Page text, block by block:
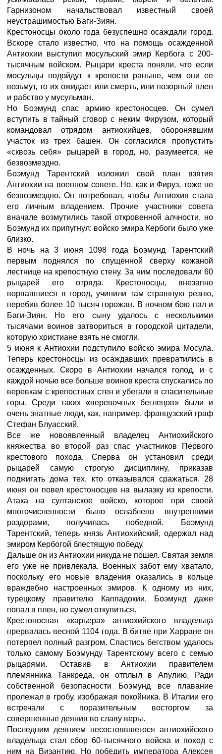
Гарнизоном начальствовал известный своей
неустрашимостью Баги-Зиян.
Крестоносцы около года безуспешно осаждали город.
Вскоре стало известно, что на помощь осажденной
Антиохии выступил мосульский эмир Кербога с 200-
тысячным войском. Рыцари креста поняли, что если
мосульцы подойдут к крепости раньше, чем они ее
возьмут, то их ожидает или смерть, или позорный плен
и рабство у мусульман.
Но Боэмунд спас армию крестоносцев. Он сумел
вступить в тайный сговор с неким Фирузом, который
командовал отрядом антиохийцев, оборонявшим
участок из трех башен. Он согласился пропустить
«сквозь себя» рыцарей в город, но, разумеется, не
безвозмездно.
Боэмунд Тарентский изложил свой план взятия
Антиохии на военном совете. Но, как и Фируз, тоже не
безвозмездно. Он потребовал, чтобы Антиохия стала
его личным владением. Прочие участники совета
вначале возмутились такой откровенной алчности, но
Боэмунд их припугнул: войско эмира Кербоги было уже
близко.
В ночь на 3 июня 1098 года Боэмунд Тарентский
первым поднялся по спущенной сверху кожаной
лестнице на крепостную стену. За ним последовали 60
рыцарей его отряда. Крестоносцы, внезапно
ворвавшиеся в город, учинили там страшную резню,
перебив более 10 тысяч горожан. В ночном бою пал и
Баги-Зиян. Но его сыну удалось с несколькими
тысячами воинов затвориться в городской цитадели,
которую христиане взять не смогли.
5 июня к Антиохии подступило войско эмира Мосула.
Теперь крестоносцы из осаждавших превратились в
осажденных. Скоро в Антиохии начался голод, и с
каждой ночью все больше воинов креста спускались по
веревкам с крепостных стен и убегали в спасительные
горы. Среди таких «веревочных беглецов» были и
очень знатные люди, как, например, французский граф
Стефан Блуасский.
Все же новоявленный владелец Антиохийского
княжества во второй раз спас участников Первого
крестового похода. Сперва он установил среди
рыцарей самую строгую дисциплину, приказав
поджигать дома тех, кто отказывался сражаться. 28
июня он повел крестоносцев на вылазку из крепости.
Атака на султанское войско, которое при своей
многочисленности было ослаблено внутренними
раздорами, получилась победной. Боэмунд
Тарентский, теперь князь Антиохийский, одержал над
эмиром Кербогой блестящую победу.
Дальше он из Антиохии никуда не пошел. Святая земля
его уже не привлекала. Военных забот ему хватало,
поскольку его новые владения оказались в кольце
враждебно настроенных эмиров. К одному из них,
турецкому правителю Каппадокии, Боэмунд даже
попал в плен, но сумел откупиться.
Крестоносная «карьера» антиохийского владельца
прервалась весной 1104 года. В битве при Харране он
потерпел полный разгром. Спастись бегством удалось
только самому Боэмунду Тарентскому всего с семью
рыцарями. Оставив в Антиохии правителем
племянника Танкреда, он отплыл в Апулию. Ради
собственной безопасности Боэмунд все плавание
пролежал в гробу, изображая покойника. В Италии его
встречали с поразительным восторгом за
совершенные деяния во славу веры.
Последним деянием несостоявшегося антиохийского
владельца стал сбор 60-тысячного войска и поход с
ним на Византию. Но победить императора Алексея